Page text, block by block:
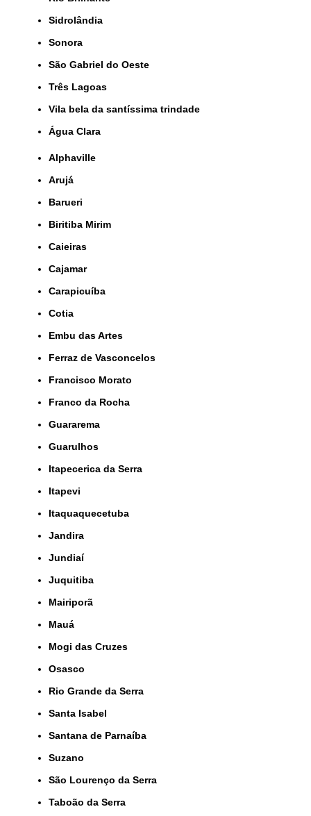
Sidrolândia
Sonora
São Gabriel do Oeste
Três Lagoas
Vila bela da santíssima trindade
Água Clara
Alphaville
Arujá
Barueri
Biritiba Mirim
Caieiras
Cajamar
Carapicuíba
Cotia
Embu das Artes
Ferraz de Vasconcelos
Francisco Morato
Franco da Rocha
Guararema
Guarulhos
Itapecerica da Serra
Itapevi
Itaquaquecetuba
Jandira
Jundiaí
Juquitiba
Mairiporã
Mauá
Mogi das Cruzes
Osasco
Rio Grande da Serra
Santa Isabel
Santana de Parnaíba
Suzano
São Lourenço da Serra
Taboão da Serra